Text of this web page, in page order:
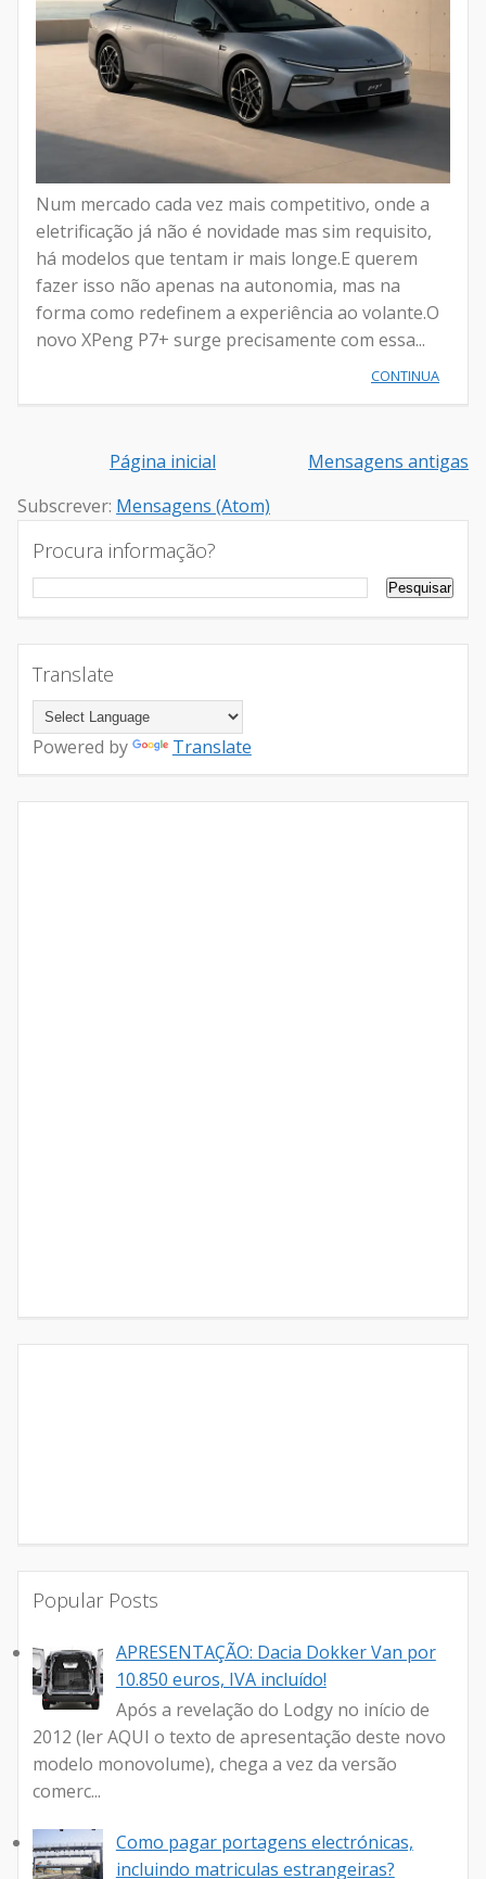
Num mercado cada vez mais competitivo, onde a
eletrificação já não é novidade mas sim requisito,
há modelos que tentam ir mais longe.E querem
fazer isso não apenas na autonomia, mas na
forma como redefinem a experiência ao volante.O
novo XPeng P7+ surge precisamente com essa...
CONTINUA
Mensagens antigas
Página inicial
Subscrever: Mensagens (Atom)
Procura informação?
Translate
Powered by Translate
Popular Posts
APRESENTAÇÃO: Dacia Dokker Van por
10.850 euros, IVA incluído!
Após a revelação do Lodgy no início de
2012 (ler AQUI o texto de apresentação deste novo
modelo monovolume), chega a vez da versão
comerc...
Como pagar portagens electrónicas,
incluindo matriculas estrangeiras?